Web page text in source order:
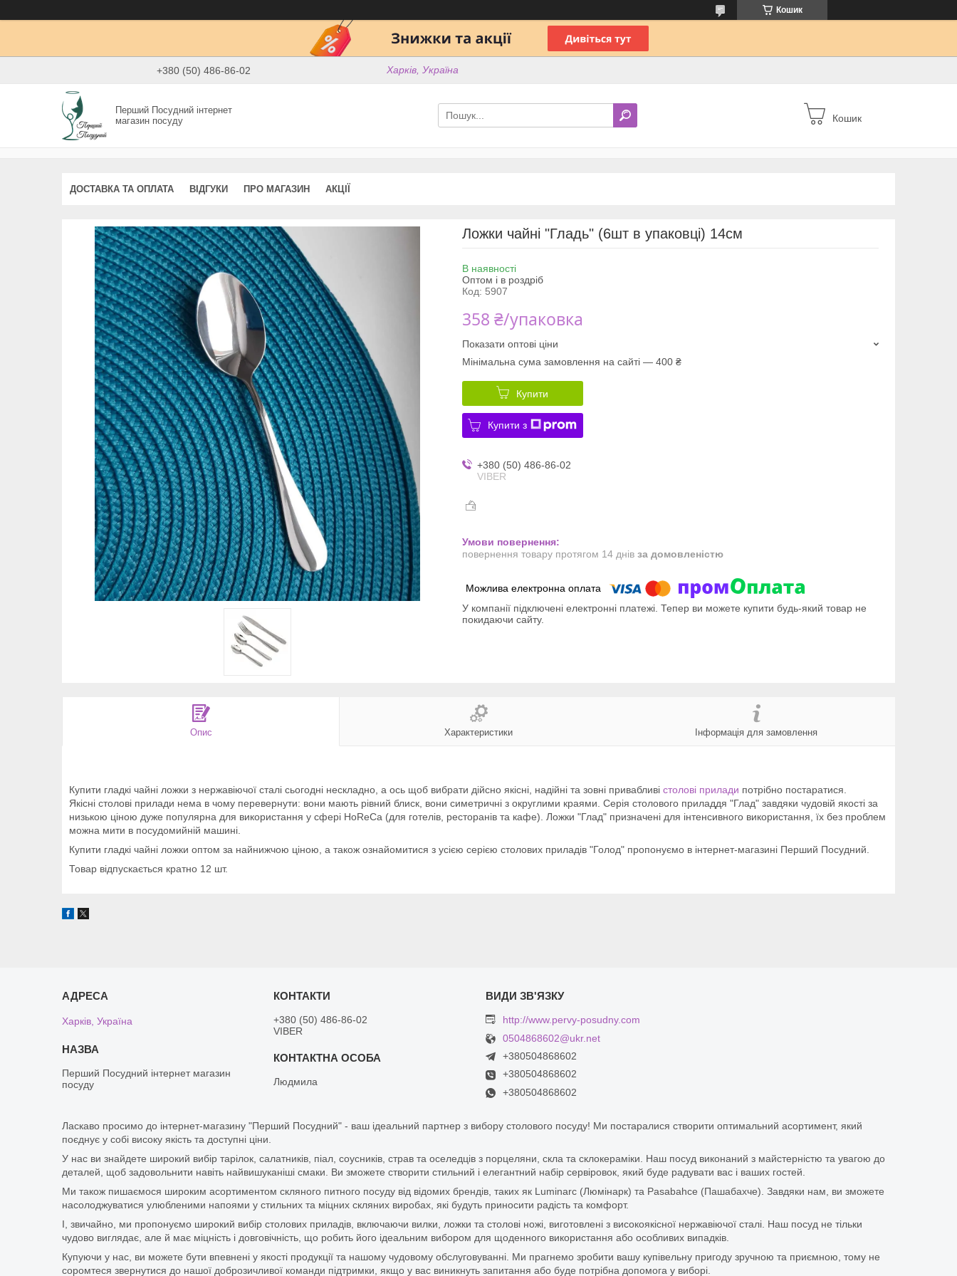
Кошик
+380 (50) 486-86-02 Харків, Україна
Перший Посудний інтернет
магазин посуду
Кошик
ДОСТАВКА ТА ОПЛАТА ВІДГУКИ ПРО МАГАЗИН АКЦІЇ
Ложки чайні "Гладь" (6шт в упаковці) 14см
В наявності
Оптом і в роздріб
Код: 5907
358 ₴/упаковка
Показати оптові ціни
Мінімальна сума замовлення на сайті — 400 ₴
Купити
Купити з
+380 (50) 486-86-02
VIBER
повернення товару протягом 14 днів за домовленістю
У компанії підключені електронні платежі. Тепер ви можете купити будь-який товар не
покидаючи сайту.
Опис Характеристики Інформація для замовлення
Купити гладкі чайні ложки з нержавіючої сталі сьогодні нескладно, а ось щоб вибрати дійсно якісні, надійні та зовні привабливі столові прилади потрібно постаратися.
Якісні столові прилади нема в чому перевернути: вони мають рівний блиск, вони симетричні з округлими краями. Серія столового приладдя "Глад" завдяки чудовій якості за
низькою ціною дуже популярна для використання у сфері HoReCa (для готелів, ресторанів та кафе). Ложки "Глад" призначені для інтенсивного використання, їх без проблем
можна мити в посудомийній машині.
Купити гладкі чайні ложки оптом за найнижчою ціною, а також ознайомитися з усією серією столових приладів "Голод" пропонуємо в інтернет-магазині Перший Посудний.
Товар відпускається кратно 12 шт.
Харків, Україна
Перший Посудний інтернет магазин
посуду
+380 (50) 486-86-02
VIBER
Людмила
http://www.pervy-posudny.com
0504868602@ukr.net
+380504868602
+380504868602
+380504868602
Ласкаво просимо до інтернет-магазину "Перший Посудний" - ваш ідеальний партнер з вибору столового посуду! Ми постаралися створити оптимальний асортимент, який
поєднує у собі високу якість та доступні ціни.
У нас ви знайдете широкий вибір тарілок, салатників, піал, соусників, страв та оселедців з порцеляни, скла та склокераміки. Наш посуд виконаний з майстерністю та увагою до
деталей, щоб задовольнити навіть найвишуканіші смаки. Ви зможете створити стильний і елегантний набір сервіровок, який буде радувати вас і ваших гостей.
Ми також пишаємося широким асортиментом скляного питного посуду від відомих брендів, таких як Luminarc (Люмінарк) та Pasabahce (Пашабахче). Завдяки нам, ви зможете
насолоджуватися улюбленими напоями у стильних та міцних скляних виробах, які будуть приносити радість та комфорт.
І, звичайно, ми пропонуємо широкий вибір столових приладів, включаючи вилки, ложки та столові ножі, виготовлені з високоякісної нержавіючої сталі. Наш посуд не тільки
чудово виглядає, але й має міцність і довговічність, що робить його ідеальним вибором для щоденного використання або особливих випадків.
Купуючи у нас, ви можете бути впевнені у якості продукції та нашому чудовому обслуговуванні. Ми прагнемо зробити вашу купівельну пригоду зручною та приємною, тому не
соромтеся звернутися до нашої доброзичливої команди підтримки, якщо у вас виникнуть запитання або буде потрібна допомога у виборі.